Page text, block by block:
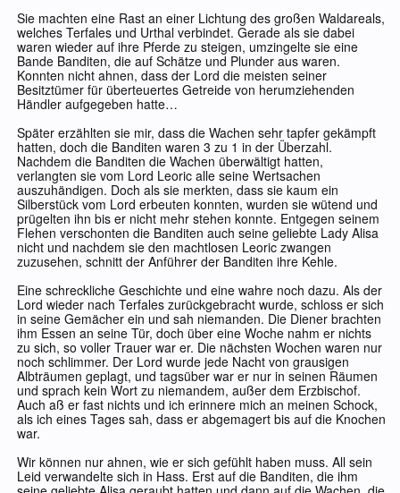
Sie machten eine Rast an einer Lichtung des großen Waldareals,
welches Terfales und Urthal verbindet. Gerade als sie dabei
waren wieder auf ihre Pferde zu steigen, umzingelte sie eine
Bande Banditen, die auf Schätze und Plunder aus waren.
Konnten nicht ahnen, dass der Lord die meisten seiner
Besitztümer für überteuertes Getreide von herumziehenden
Händler aufgegeben hatte…
Später erzählten sie mir, dass die Wachen sehr tapfer gekämpft
hatten, doch die Banditen waren 3 zu 1 in der Überzahl.
Nachdem die Banditen die Wachen überwältigt hatten,
verlangten sie vom Lord Leoric alle seine Wertsachen
auszuhändigen. Doch als sie merkten, dass sie kaum ein
Silberstück vom Lord erbeuten konnten, wurden sie wütend und
prügelten ihn bis er nicht mehr stehen konnte. Entgegen seinem
Flehen verschonten die Banditen auch seine geliebte Lady Alisa
nicht und nachdem sie den machtlosen Leoric zwangen
zuzusehen, schnitt der Anführer der Banditen ihre Kehle.
Eine schreckliche Geschichte und eine wahre noch dazu. Als der
Lord wieder nach Terfales zurückgebracht wurde, schloss er sich
in seine Gemächer ein und sah niemanden. Die Diener brachten
ihm Essen an seine Tür, doch über eine Woche nahm er nichts
zu sich, so voller Trauer war er. Die nächsten Wochen waren nur
noch schlimmer. Der Lord wurde jede Nacht von grausigen
Albträumen geplagt, und tagsüber war er nur in seinen Räumen
und sprach kein Wort zu niemandem, außer dem Erzbischof.
Auch aß er fast nichts und ich erinnere mich an meinen Schock,
als ich eines Tages sah, dass er abgemagert bis auf die Knochen
war.
Wir können nur ahnen, wie er sich gefühlt haben muss. All sein
Leid verwandelte sich in Hass. Erst auf die Banditen, die ihm